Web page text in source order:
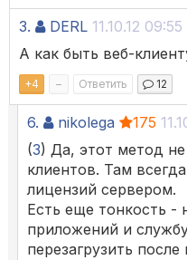
3. DERL 11.10.12 09:55
А как быть веб-
+4 – Ответить 12
6. nikolega 175
(3) Да, этот метод
клиентов. Там
лицензий сервером.
Есть еще тонкость -
приложений и
перезагрузить